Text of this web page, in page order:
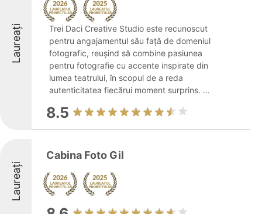
Laureați
Trei Daci Creative Studio este recunoscut
pentru angajamentul său față de domeniul
fotografic, reușind să combine pasiunea
pentru fotografie cu accente inspirate din
lumea teatrului, în scopul de a reda
autenticitatea fiecărui moment surprins. ...
8.5
Laureați
Cabina Foto Gil